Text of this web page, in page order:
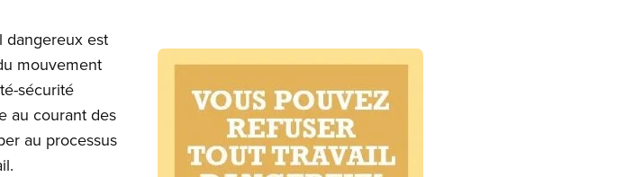
Image
dangereux est
mouvement
sécurité
au courant des
au processus